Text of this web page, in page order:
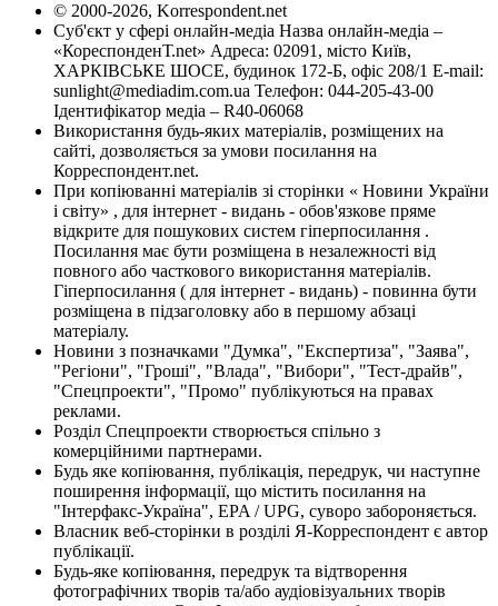
© 2000-2026, Korrespondent.net
Суб'єкт у сфері онлайн-медіа Назва онлайн-медіа –
«КореспонденТ.net» Адреса: 02091, місто Київ,
ХАРКІВСЬКЕ ШОСЕ, будинок 172-Б, офіс 208/1 E-mail:
sunlight@mediadim.com.ua Телефон: 044-205-43-00
Ідентифікатор медіа – R40-06068
Використання будь-яких матеріалів, розміщених на
сайті, дозволяється за умови посилання на
Корреспондент.net.
При копіюванні матеріалів зі сторінки « Новини України
і світу» , для інтернет - видань - обов'язкове пряме
відкрите для пошукових систем гіперпосилання .
Посилання має бути розміщена в незалежності від
повного або часткового використання матеріалів.
Гіперпосилання ( для інтернет - видань) - повинна бути
розміщена в підзаголовку або в першому абзаці
матеріалу.
Новини з позначками "Думка", "Експертиза", "Заява",
"Регіони", "Гроші", "Влада", "Вибори", "Тест-драйв",
"Спецпроекти", "Промо" публікуються на правах
реклами.
Розділ Спецпроекти створюється спільно з
комерційними партнерами.
Будь яке копіювання, публікація, передрук, чи наступне
поширення інформації, що містить посилання на
"Інтерфакс-Україна", EPA / UPG, суворо забороняється.
Власник веб-сторінки в розділі Я-Корреспондент є автор
публікації.
Будь-яке копіювання, передрук та відтворення
фотографічних творів та/або аудіовізуальних творів